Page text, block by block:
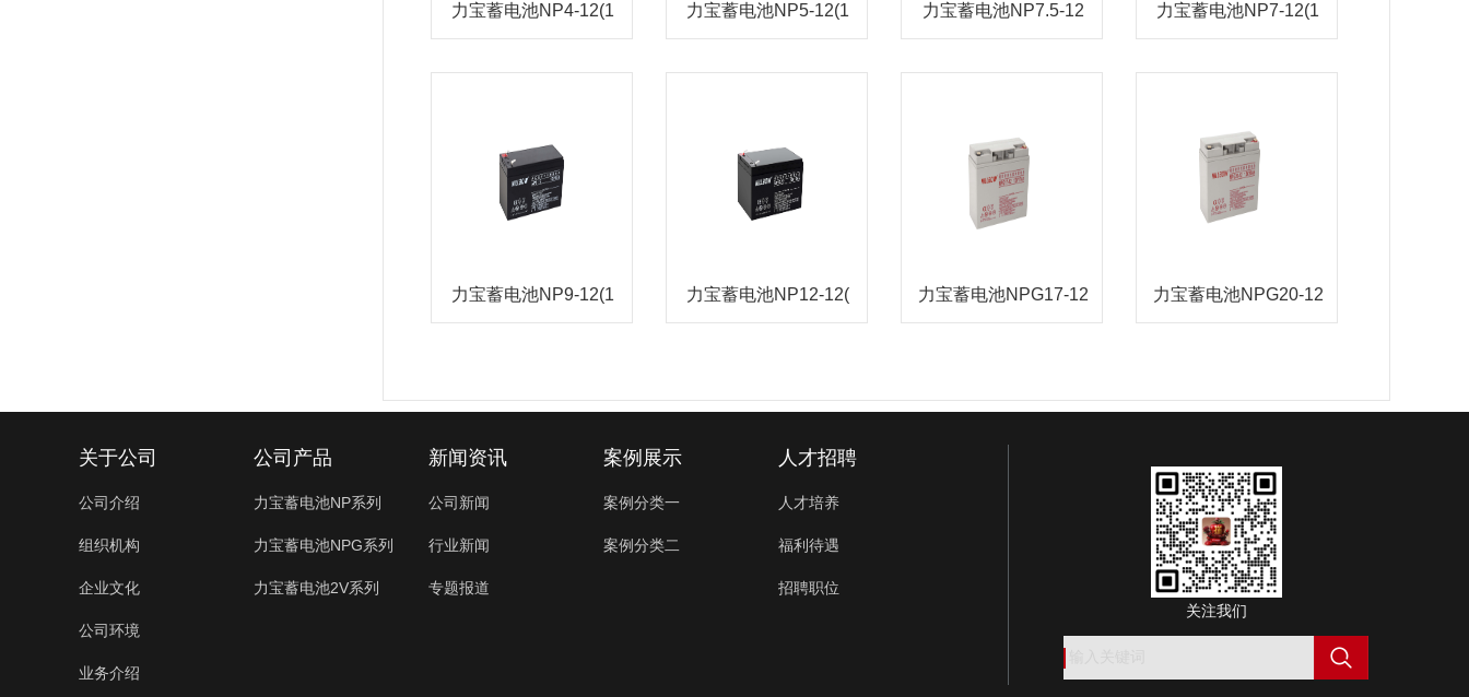
力宝蓄电池NP4-12(1 力宝蓄电池NP5-12(1 力宝蓄电池NP7.5-12 力宝蓄电池NP7-12(1
力宝蓄电池NP9-12(1 力宝蓄电池NP12-12( 力宝蓄电池NPG17-12 力宝蓄电池NPG20-12
关于公司
公司介绍
组织机构
企业文化
公司环境
业务介绍
公司产品
力宝蓄电池NP系列
力宝蓄电池NPG系列
力宝蓄电池2V系列
新闻资讯
公司新闻
行业新闻
专题报道
案例展示
案例分类一
案例分类二
人才招聘
人才培养
福利待遇
招聘职位
关注我们